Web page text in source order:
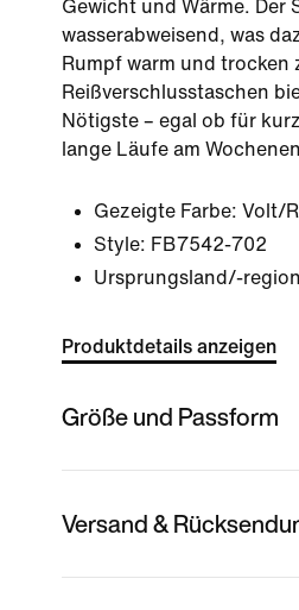
Gewicht und Wärme. Der
wasserabweisend, was
Rumpf warm und trocken
Reißverschlusstaschen
Nötigste – egal ob für
lange Läufe am
Gezeigte Farbe: Volt/
Style: FB7542-702
Ursprungsland/-
Produktdetails anzeigen
Größe und Passform
Versand &